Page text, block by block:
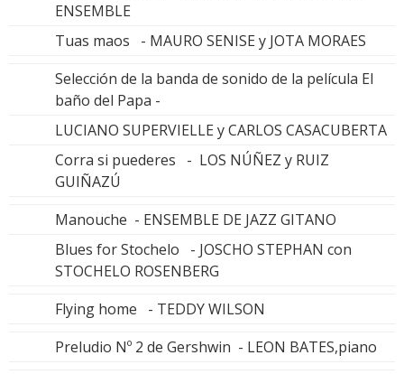
ENSEMBLE
Tuas maos - MAURO SENISE y JOTA MORAES
Selección de la banda de sonido de la película El
baño del Papa -
LUCIANO SUPERVIELLE y CARLOS CASACUBERTA
Corra si puederes - LOS NÚÑEZ y RUIZ
GUIÑAZÚ
Manouche - ENSEMBLE DE JAZZ GITANO
Blues for Stochelo - JOSCHO STEPHAN con
STOCHELO ROSENBERG
Flying home - TEDDY WILSON
Preludio Nº 2 de Gershwin - LEON BATES,piano